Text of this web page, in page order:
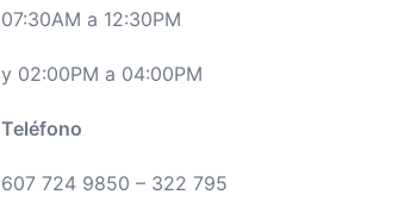
07:30AM a 12:30PM
y 02:00PM a 04:00PM
Teléfono
607 724 9850 – 322 795